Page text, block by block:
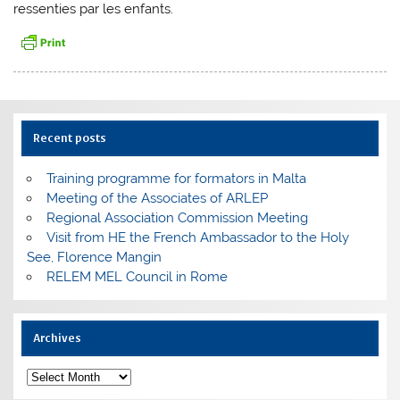
ressenties par les enfants.
Recent posts
Training programme for formators in Malta
Meeting of the Associates of ARLEP
Regional Association Commission Meeting
Visit from HE the French Ambassador to the Holy
See, Florence Mangin
RELEM MEL Council in Rome
Archives
Archives